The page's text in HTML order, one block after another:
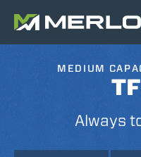
MEDIUM
Always